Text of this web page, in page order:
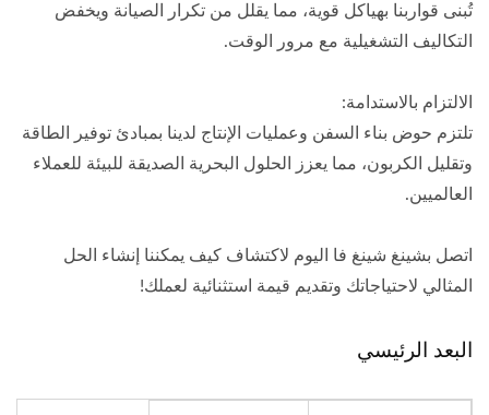
تُبنى قواربنا بهياكل قوية، مما يقلل من تكرار الصيانة ويخفض
التكاليف التشغيلية مع مرور الوقت.
الالتزام بالاستدامة:
تلتزم حوض بناء السفن وعمليات الإنتاج لدينا بمبادئ توفير الطاقة
وتقليل الكربون، مما يعزز الحلول البحرية الصديقة للبيئة للعملاء
العالميين.
اتصل بشينغ شينغ فا اليوم لاكتشاف كيف يمكننا إنشاء الحل
المثالي لاحتياجاتك وتقديم قيمة استثنائية لعملك!
البعد الرئيسي